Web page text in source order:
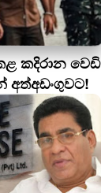
කදිරාන වෙඩි
අත්අඩංගුවට!